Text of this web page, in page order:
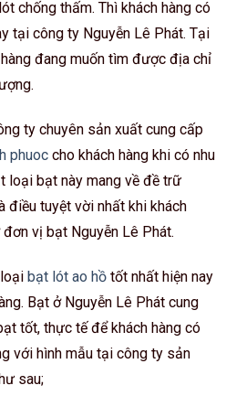
chống thấm. Thì khách hàng có
tại công ty Nguyễn Lê Phát. Tại
đang muốn tìm được địa chỉ
ty chuyên sản xuất cung cấp
phuoc cho khách hàng khi có nhu
loại bạt này mang về đề trữ
điều tuyệt vời nhất khi khách
vị bạt Nguyễn Lê Phát.
bạt lót ao hồ tốt nhất hiện nay
Bạt ở Nguyễn Lê Phát cung
tốt, thực tế để khách hàng có
với hình mẫu tại công ty sản
sau;